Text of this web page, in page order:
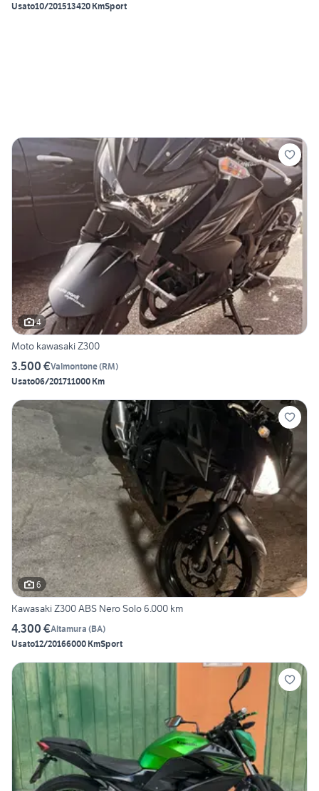
Usato10/201513420 KmSport
4
Moto kawasaki Z300
3.500 €Valmontone(RM)
Usato06/201711000 Km
6
Kawasaki Z300 ABS Nero Solo 6.000 km
4.300 €Altamura (BA)
Usato12/20166000 KmSport